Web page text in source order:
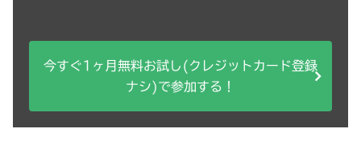
今すぐ1ヶ月無料お試し(クレジットカード登録
ナシ)で参加する！